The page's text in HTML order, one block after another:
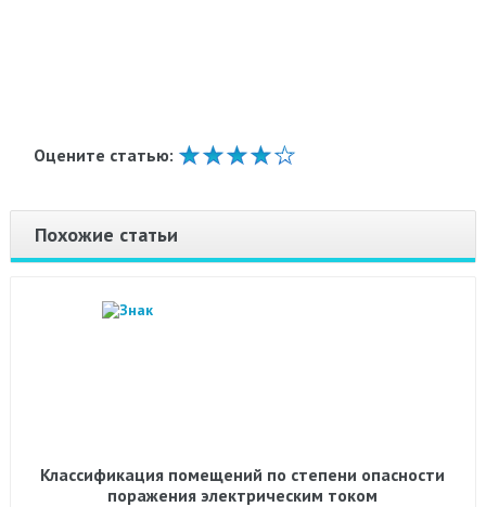
Оцените статью:
Похожие статьи
Классификация помещений по степени опасности
поражения электрическим током